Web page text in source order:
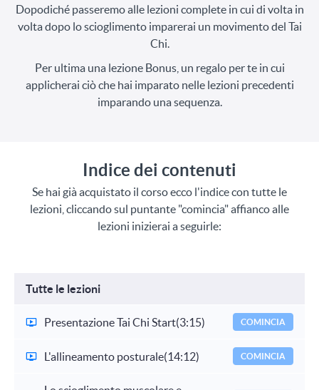
Dopodiché passeremo alle lezioni complete in cui di volta in
volta dopo lo scioglimento imparerai un movimento del Tai
Chi.
Per ultima una lezione Bonus, un regalo per te in cui
applicherai ciò che hai imparato nelle lezioni precedenti
imparando una sequenza.
Indice dei contenuti
Se hai già acquistato il corso ecco l'indice con tutte le
lezioni, cliccando sul puntante "comincia" affianco alle
lezioni inizierai a seguirle:
Tutte le lezioni
Presentazione Tai Chi Start(3:15) COMINCIA
L'allineamento posturale(14:12) COMINCIA